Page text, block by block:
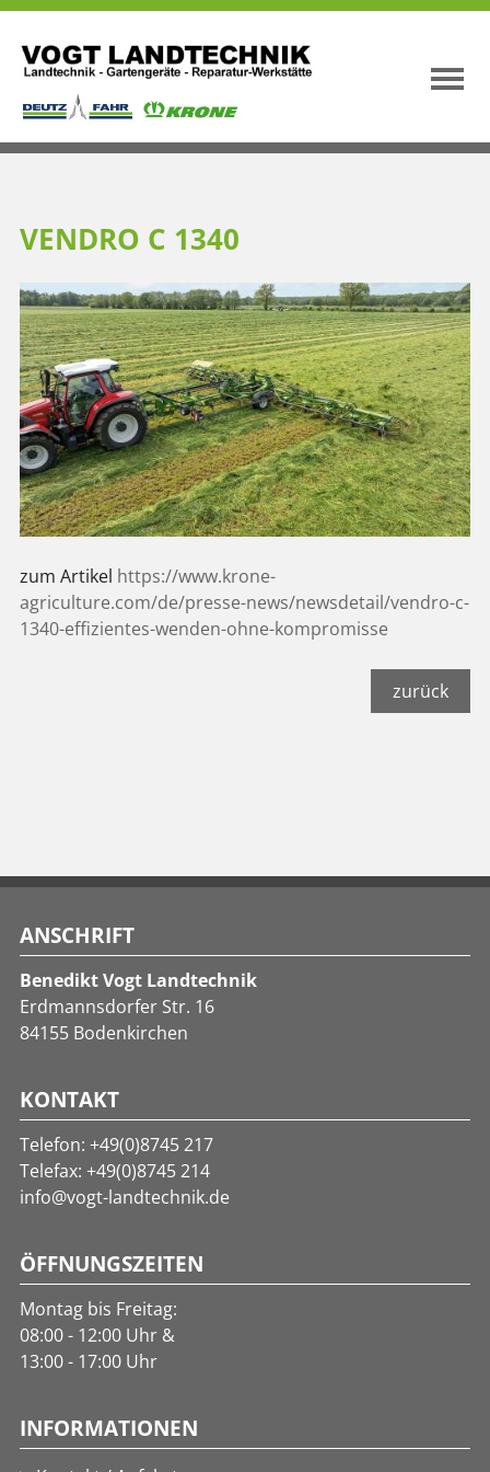
VENDRO C 1340
zum Artikel https://www.krone-
agriculture.com/de/presse-news/newsdetail/vendro-c-
1340-effizientes-wenden-ohne-kompromisse
zurück
ANSCHRIFT
Benedikt Vogt Landtechnik
Erdmannsdorfer Str. 16
84155 Bodenkirchen
KONTAKT
Telefon: +49(0)8745 217
Telefax: +49(0)8745 214
info@vogt-landtechnik.de
ÖFFNUNGSZEITEN
Montag bis Freitag:
08:00 - 12:00 Uhr &
13:00 - 17:00 Uhr
INFORMATIONEN